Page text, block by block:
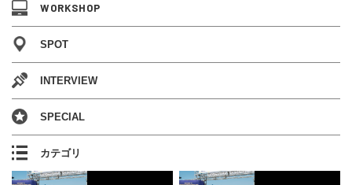
WORKSHOP
SPOT
INTERVIEW
SPECIAL
カテゴリ